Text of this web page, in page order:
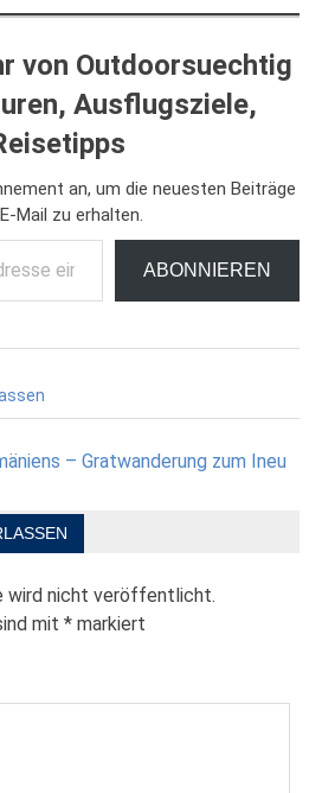
von Outdoorsuechtig
Ausflugsziele,
an, um die neuesten Beiträge
Mail zu erhalten.
ABONNIEREN
– Gratwanderung zum Ineu
wird nicht veröffentlicht.
mit* markiert